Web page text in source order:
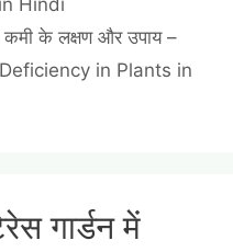
Hindi
कमी के लक्षण और उपाय –
in Plants in
गार्डन में